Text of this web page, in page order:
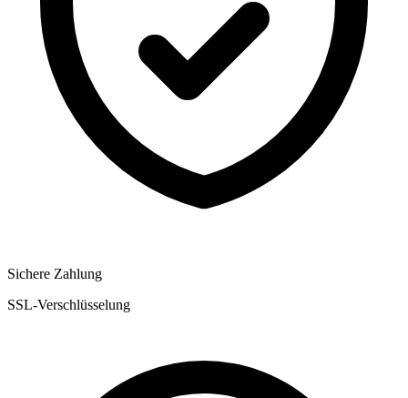
Sichere Zahlung
SSL-Verschlüsselung